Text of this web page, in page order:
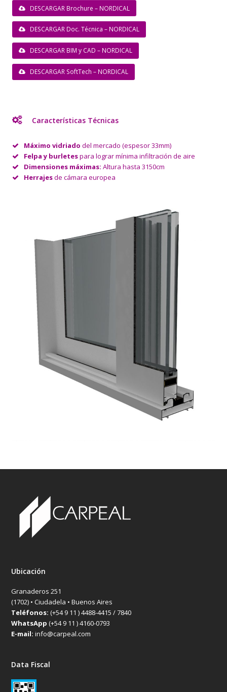
DESCARGAR Brochure – NORDICAL
DESCARGAR Doc. Técnica – NORDICAL
DESCARGAR BIM y CAD – NORDICAL
DESCARGAR SoftTech – NORDICAL
Características Técnicas
Máximo vidriado del mercado (espesor 33mm)
Felpa y burletespara lograr mínima infiltración de aire
Dimensiones máximas: Altura hasta 3150cm
Herrajesde cámara europea
Ubicación
Granaderos 251
(1702) • Ciudadela • Buenos Aires
Teléfonos:(+54 9 11 ) 4488-4415 / 7840
WhatsApp(+54 9 11 ) 4160-0793
E-mail: info@carpeal.com
Data Fiscal